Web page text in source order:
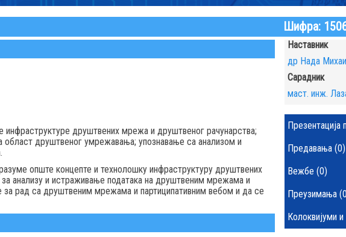
Шифра:
друштвених мрежа и друштвеног рачунарства;
област друштвеног умрежавања; упознавање са анализом и
опште концепте и технолошку инфраструктуру друштвених
анализу и истраживање података на друштвеним мрежама и
за рад са друштвеним мрежама и партиципативним вебом и да се
Наставник
др Нада
Сарадник
маст. инж.
Презентација
Предавања (0)
Вежбе (0)
Преузимања
Колоквијуми